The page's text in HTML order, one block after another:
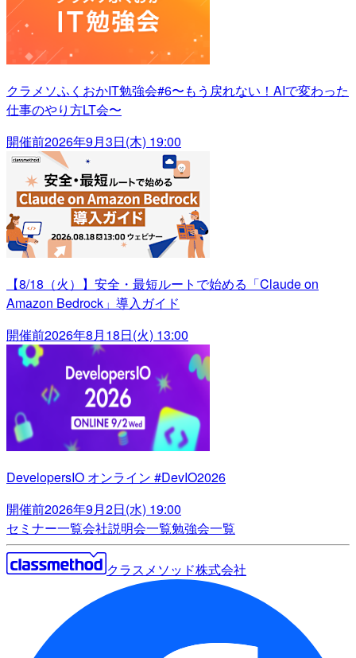
クラメソふくおかIT勉強会#6〜もう戻れない！AIで変わった
仕事のやり方LT会〜
開催前2026年9月3日(木) 19:00
【8/18（火）】安全・最短ルートで始める「Claude on
Amazon Bedrock」導入ガイド
開催前2026年8月18日(火) 13:00
DevelopersIO オンライン #DevIO2026
開催前2026年9月2日(水) 19:00
セミナー一覧会社説明会一覧勉強会一覧
クラスメソッド株式会社